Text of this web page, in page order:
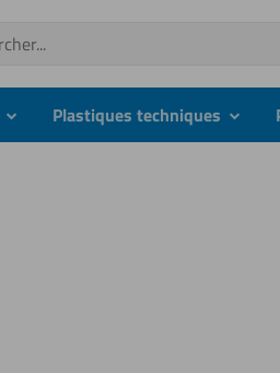
submenuPlastiques techniques